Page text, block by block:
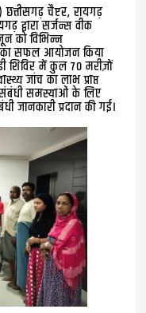
चैप्टर, रायगढ़
द्वारा सर्जन्स वीक
को विभिन्न
का सफल आयोजन किया
शिविर में कुल 70 मरीज़ों
जांच का लाभ प्राप्त
संबंधी समस्याओं के लिए
जानकारी प्रदान की गई।